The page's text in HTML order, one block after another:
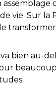
vie. Sur la
bien au-
: